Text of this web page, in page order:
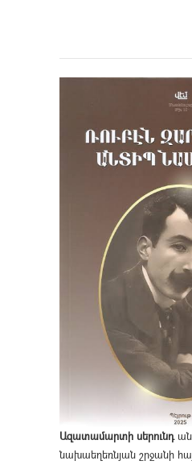
Ազատամարտի սերունդ
նախաեղեռնյան շրջանի